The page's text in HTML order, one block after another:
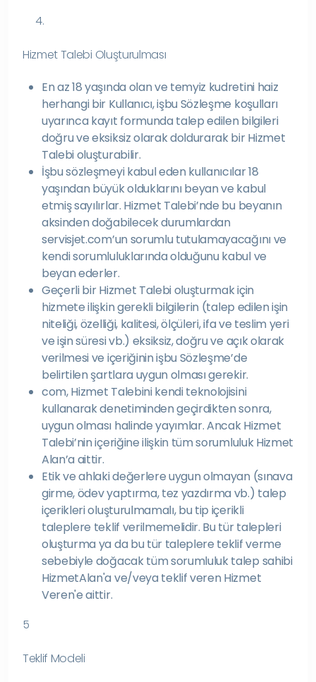
4.
Hizmet Talebi Oluşturulması
En az 18 yaşında olan ve temyiz kudretini haiz
herhangi bir Kullanıcı, işbu Sözleşme koşulları
uyarınca kayıt formunda talep edilen bilgileri
doğru ve eksiksiz olarak doldurarak bir Hizmet
Talebi oluşturabilir.
İşbu sözleşmeyi kabul eden kullanıcılar 18
yaşından büyük olduklarını beyan ve kabul
etmiş sayılırlar. Hizmet Talebi’nde bu beyanın
aksinden doğabilecek durumlardan
servisjet.com’un sorumlu tutulamayacağını ve
kendi sorumluluklarında olduğunu kabul ve
beyan ederler.
Geçerli bir Hizmet Talebi oluşturmak için
hizmete ilişkin gerekli bilgilerin (talep edilen işin
niteliği, özelliği, kalitesi, ölçüleri, ifa ve teslim yeri
ve işin süresi vb.) eksiksiz, doğru ve açık olarak
verilmesi ve içeriğinin işbu Sözleşme’de
belirtilen şartlara uygun olması gerekir.
com, Hizmet Talebini kendi teknolojisini
kullanarak denetiminden geçirdikten sonra,
uygun olması halinde yayımlar. Ancak Hizmet
Talebi’nin içeriğine ilişkin tüm sorumluluk Hizmet
Alan’a aittir.
Etik ve ahlaki değerlere uygun olmayan (sınava
girme, ödev yaptırma, tez yazdırma vb.) talep
içerikleri oluşturulmamalı, bu tip içerikli
taleplere teklif verilmemelidir. Bu tür talepleri
oluşturma ya da bu tür taleplere teklif verme
sebebiyle doğacak tüm sorumluluk talep sahibi
HizmetAlan'a ve/veya teklif veren Hizmet
Veren'e aittir.
5
Teklif Modeli